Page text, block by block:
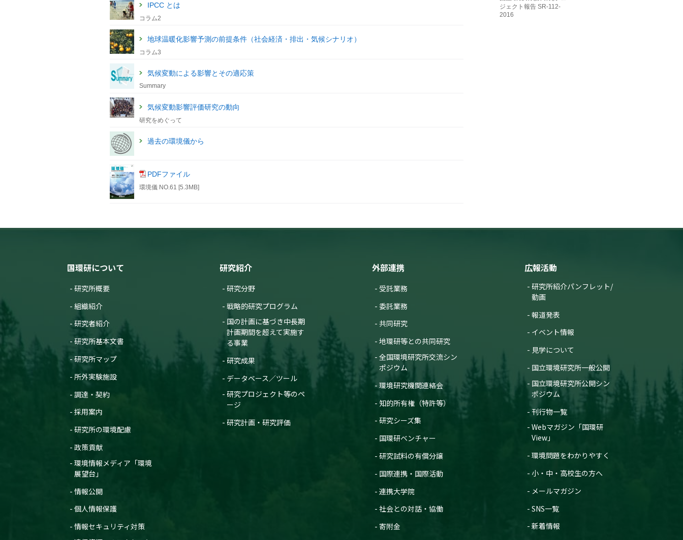
IPCC とは
コラム2
地球温暖化影響予測の前提条件（社会経済・排出・気候シナリオ）
コラム3
気候変動による影響とその適応策
Summary
気候変動影響評価研究の動向
研究をめぐって
過去の環境儀から
PDFファイル
環境儀 NO.61 [5.3MB]
2025年7月9日
ジェクト報告 SR-112-
2016
国環研について
研究所概要
組織紹介
研究者紹介
研究所基本文書
研究所マップ
所外実験施設
調達・契約
採用案内
研究所の環境配慮
政策貢献
環境情報メディア「環境
展望台」
情報公開
個人情報保護
情報セキュリティ対策
研究紹介
研究分野
戦略的研究プログラム
国の計画に基づき中長期
計画期間を超えて実施す
る事業
研究成果
データベース／ツール
研究プロジェクト等のペ
ージ
研究計画・研究評価
外部連携
受託業務
委託業務
共同研究
地環研等との共同研究
全国環境研究所交流シン
ポジウム
環境研究機関連絡会
知的所有権（特許等）
研究シーズ集
国環研ベンチャー
研究試料の有償分譲
国際連携・国際活動
連携大学院
社会との対話・協働
寄附金
広報活動
研究所紹介パンフレット/
動画
報道発表
イベント情報
見学について
国立環境研究所一般公開
国立環境研究所公開シン
ポジウム
刊行物一覧
Webマガジン「国環研
View」
環境問題をわかりやすく
小・中・高校生の方へ
メールマガジン
SNS一覧
新着情報